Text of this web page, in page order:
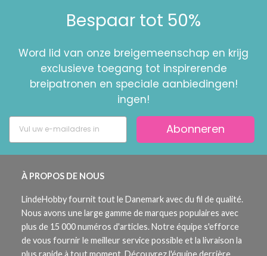
Bespaar tot 50%
Word lid van onze breigemeenschap en krijg
exclusieve toegang tot inspirerende
breipatronen en speciale aanbiedingen!
ingen!
Abonneren
À PROPOS DE NOUS
LindeHobby fournit tout le Danemark avec du fil de qualité.
Nous avons une large gamme de marques populaires avec
plus de 15 000 numéros d'articles. Notre équipe s'efforce
de vous fournir le meilleur service possible et la livraison la
plus rapide à tout moment. Découvrez l'équipe derrière